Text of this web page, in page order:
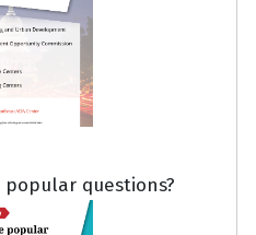
popular questions?